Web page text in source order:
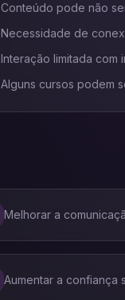
Conteúdo pode não
Necessidade de
Interação limitada com
Alguns cursos podem
Melhorar a
Aumentar a confiança